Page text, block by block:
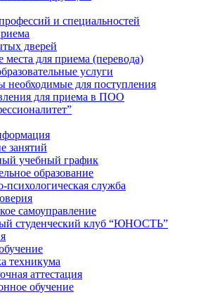
и специальностей
дверей
места для приема (перевода)
услуги
необходимые для поступления
для приема в ПОО
занятий
учебный график
образование
психологическая служба
самоуправление
студенческий клуб “ЮНОСТЬ”
техникума
аттестация
обучение